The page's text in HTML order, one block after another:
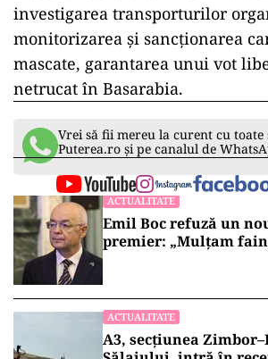
investigarea transporturilor
monitorizarea și sancționarea
mascate, garantarea unui vot
netrucat în Basarabia.
Vrei să fii mereu la curent cu
Puterea.ro și pe canalul de
ACTUALITATE
Emil Boc refuză un
premier: „Mulțam
ACTUALITATE
A3, secțiunea